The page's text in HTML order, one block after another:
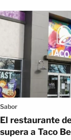
Sabor
El restaurante
supera a Taco